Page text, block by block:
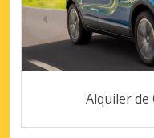
Alquiler de